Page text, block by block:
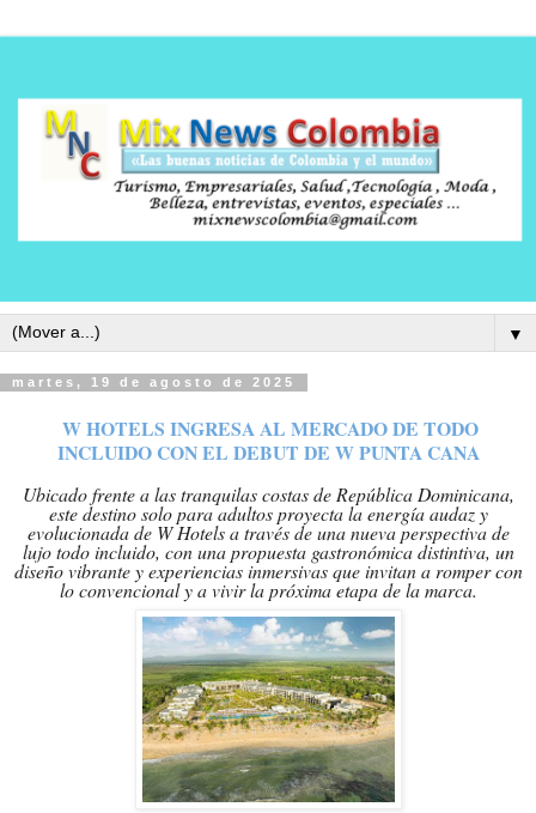
▼
martes, 19 de agosto de 2025
W HOTELS INGRESA AL MERCADO DE TODO
INCLUIDO CON EL DEBUT DE W PUNTA CANA
Ubicado frente a las tranquilas costas de República Dominicana,
este destino solo para adultos proyecta la energía audaz y
evolucionada de W Hotels a través de una nueva perspectiva de
lujo todo incluido, con una propuesta gastronómica distintiva, un
diseño vibrante y experiencias inmersivas que invitan a romper con
lo convencional y a vivir la próxima etapa de la marca.